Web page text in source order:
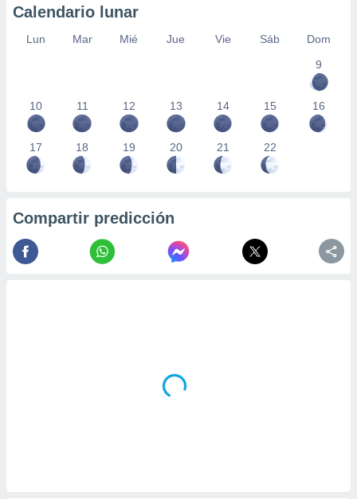
Calendario lunar
Lun Mar Mié Jue Vie Sáb
Dom
9
10 11 12 13 14 15 16
17 18 19 20 21 22
Compartir predicción